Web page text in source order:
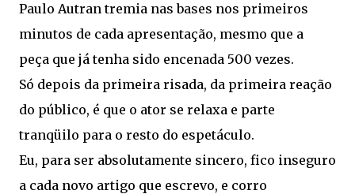
Paulo Autran tremia nas bases nos primeiros
minutos de cada apresentação, mesmo que a
peça que já tenha sido encenada 500 vezes.
Só depois da primeira risada, da primeira reação
do público, é que o ator se relaxa e parte
tranqüilo para o resto do espetáculo.
Eu, para ser absolutamente sincero, fico inseguro
a cada novo artigo que escrevo, e corro